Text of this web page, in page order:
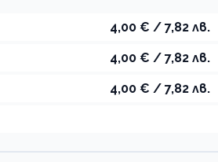
4,00 € / 7,82 лв.
4,00 € / 7,82 лв.
4,00 € / 7,82 лв.